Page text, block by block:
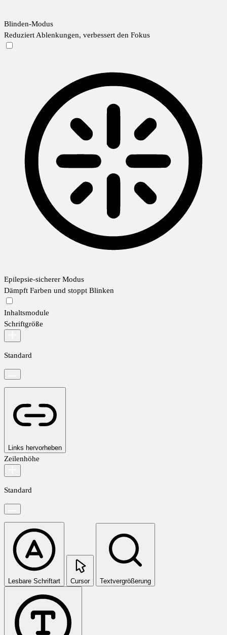
Blinden-Modus
Reduziert Ablenkungen, verbessert den Fokus
Epilepsie-sicherer Modus
Dämpft Farben und stoppt Blinken
Inhaltsmodule
Schriftgröße
Standard
Links hervorheben
Zeilenhöhe
Standard
Lesbare Schriftart Cursor Textvergrößerung